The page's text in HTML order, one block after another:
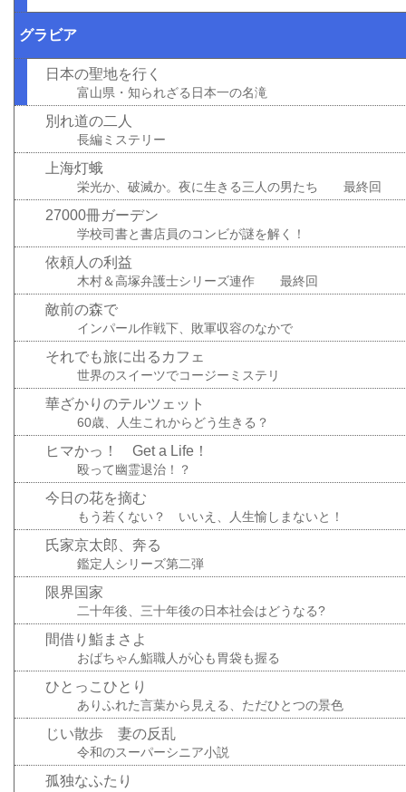
グラビア
日本の聖地を行く
富山県・知られざる日本一の名滝
別れ道の二人
長編ミステリー
上海灯蛾
栄光か、破滅か。夜に生きる三人の男たち 最終回
27000冊ガーデン
学校司書と書店員のコンビが謎を解く！
依頼人の利益
木村＆高塚弁護士シリーズ連作 最終回
敵前の森で
インパール作戦下、敗軍収容のなかで
それでも旅に出るカフェ
世界のスイーツでコージーミステリ
華ざかりのテルツェット
60歳、人生これからどう生きる？
ヒマかっ！ Get a Life！
殴って幽霊退治！？
今日の花を摘む
もう若くない？ いいえ、人生愉しまないと！
氏家京太郎、奔る
鑑定人シリーズ第二弾
限界国家
二十年後、三十年後の日本社会はどうなる?
間借り鮨まさよ
おばちゃん鮨職人が心も胃袋も握る
ひとっこひとり
ありふれた言葉から見える、ただひとつの景色
じい散歩 妻の反乱
令和のスーパーシニア小説
孤独なふたり